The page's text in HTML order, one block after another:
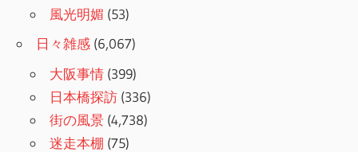
風光明媚 (53)
日々雑感 (6,067)
大阪事情 (399)
日本橋探訪 (336)
街の風景 (4,738)
迷走本棚 (75)